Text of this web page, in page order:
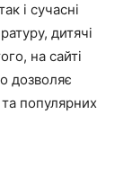
і сучасні
дитячі
на сайті
дозволяє
популярних